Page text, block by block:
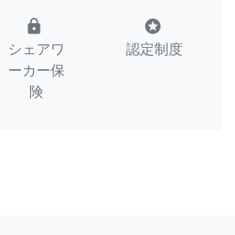
lock
シェアワ
ーカー保
険
stars
認定制度